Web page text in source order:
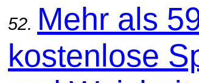
52. Mehr als
kostenlose